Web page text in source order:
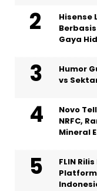
Hisense
Gaya
Humor
vs
Novo
NRFC,
Mineral
FLIN